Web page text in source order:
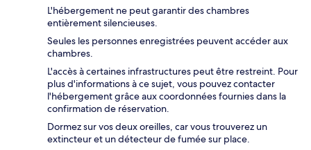
L'hébergement ne peut garantir des chambres
entièrement silencieuses.
Seules les personnes enregistrées peuvent accéder aux
chambres.
L'accès à certaines infrastructures peut être restreint. Pour
plus d'informations à ce sujet, vous pouvez contacter
l'hébergement grâce aux coordonnées fournies dans la
confirmation de réservation.
Dormez sur vos deux oreilles, car vous trouverez un
extincteur et un détecteur de fumée sur place.